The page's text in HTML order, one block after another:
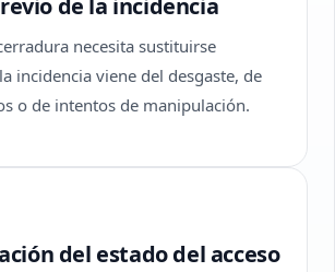
de la incidencia
necesita sustituirse
incidencia viene del desgaste, de
o de intentos de manipulación.
del estado del acceso